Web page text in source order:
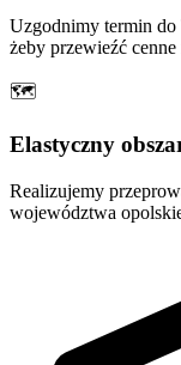
Uzgodnimy termin do
żeby przewieźć cenne
🗺
Elastyczny
Realizujemy
województwa